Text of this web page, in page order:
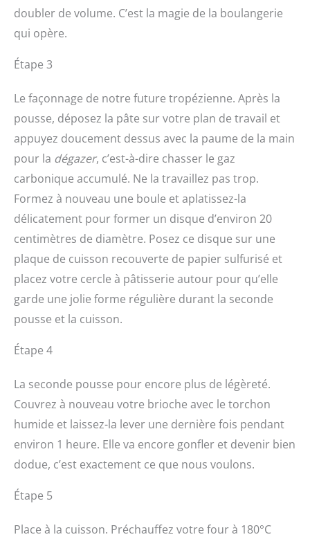
doubler de volume. C’est la magie de la boulangerie
qui opère.
Étape 3
Le façonnage de notre future tropézienne. Après la
pousse, déposez la pâte sur votre plan de travail et
appuyez doucement dessus avec la paume de la main
pour la dégazer, c’est-à-dire chasser le gaz
carbonique accumulé. Ne la travaillez pas trop.
Formez à nouveau une boule et aplatissez-la
délicatement pour former un disque d’environ 20
centimètres de diamètre. Posez ce disque sur une
plaque de cuisson recouverte de papier sulfurisé et
placez votre cercle à pâtisserie autour pour qu’elle
garde une jolie forme régulière durant la seconde
pousse et la cuisson.
Étape 4
La seconde pousse pour encore plus de légèreté.
Couvrez à nouveau votre brioche avec le torchon
humide et laissez-la lever une dernière fois pendant
environ 1 heure. Elle va encore gonfler et devenir bien
dodue, c’est exactement ce que nous voulons.
Étape 5
Place à la cuisson. Préchauffez votre four à 180°C